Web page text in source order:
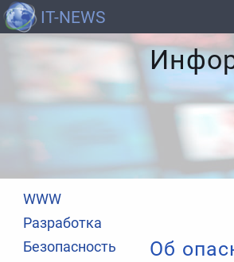
IT-NEWS
Об
WWW
Разработка
Безопасность